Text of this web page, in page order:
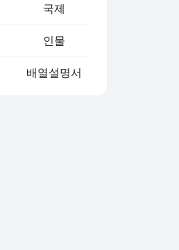
국제
인물
배열설명서